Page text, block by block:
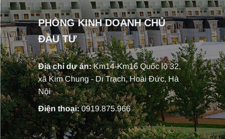
PHÒNG KINH DOANH CHỦ
ĐẦU TƯ
Địa chỉ dự án:Km14-Km16 Quốc lộ 32,
xã Kim Chung - Di Trạch, Hoài Đức, Hà
Nội
Điện thoại:0919.875.966